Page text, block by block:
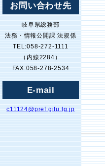
お問い合わせ先
岐阜県総務部
法務・情報公開課 法規係
TEL:058-272-1111
（内線2284）
FAX:058-278-2534
E-mail
c11124@pref.gifu.lg.jp